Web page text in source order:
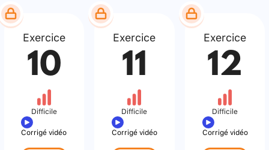
Exercice
10
Difficile
Corrigé vidéo
Exercice
11
Difficile
Corrigé vidéo
Exercice
12
Difficile
Corrigé vidéo